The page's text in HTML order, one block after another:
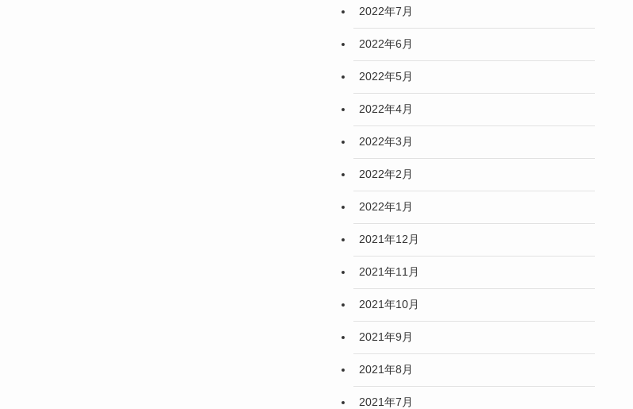
2022年7月
2022年6月
2022年5月
2022年4月
2022年3月
2022年2月
2022年1月
2021年12月
2021年11月
2021年10月
2021年9月
2021年8月
2021年7月